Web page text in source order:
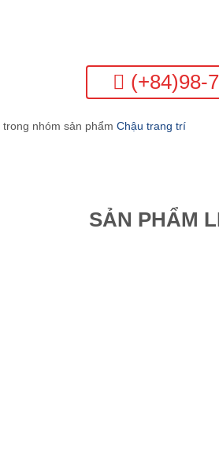
(+84)98-
trong nhóm sản phẩm Chậu trang trí
SẢN PHẨM